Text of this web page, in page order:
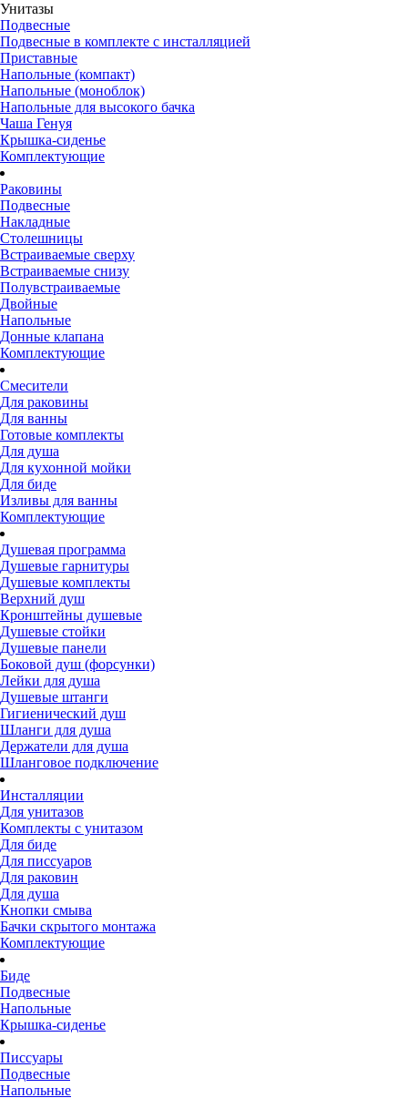
Унитазы
Подвесные
Подвесные в комплекте с инсталляцией
Приставные
Напольные (компакт)
Напольные (моноблок)
Напольные для высокого бачка
Чаша Генуя
Крышка-сиденье
Комплектующие
Раковины
Подвесные
Накладные
Столешницы
Встраиваемые сверху
Встраиваемые снизу
Полувстраиваемые
Двойные
Напольные
Донные клапана
Комплектующие
Смесители
Для раковины
Для ванны
Готовые комплекты
Для душа
Для кухонной мойки
Для биде
Изливы для ванны
Комплектующие
Душевая программа
Душевые гарнитуры
Душевые комплекты
Верхний душ
Кронштейны душевые
Душевые стойки
Душевые панели
Боковой душ (форсунки)
Лейки для душа
Душевые штанги
Гигиенический душ
Шланги для душа
Держатели для душа
Шланговое подключение
Инсталляции
Для унитазов
Комплекты с унитазом
Для биде
Для писсуаров
Для раковин
Для душа
Кнопки смыва
Бачки скрытого монтажа
Комплектующие
Биде
Подвесные
Напольные
Крышка-сиденье
Писсуары
Подвесные
Напольные